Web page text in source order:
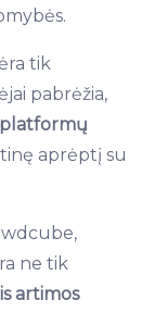
tik
pabrėžia,
aprėptį su
ne tik
artimos